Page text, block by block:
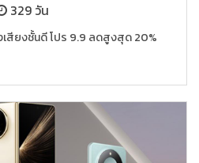
329 วัน
เสียงชั้นดี โปร 9.9 ลดสูงสุด 20%